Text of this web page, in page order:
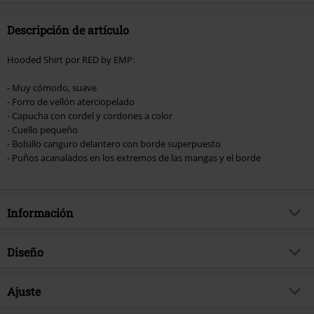
Descripción de artículo
Hooded Shirt por RED by EMP:
- Muy cómodo, suave
- Forro de vellón aterciopelado
- Capucha con cordel y cordones a color
- Cuello pequeño
- Bolsillo canguro delantero con borde superpuesto
- Puños acanalados en los extremos de las mangas y el borde
Información
Artículo no.
Brand
Diseño
Tipo de producto
Ajuste